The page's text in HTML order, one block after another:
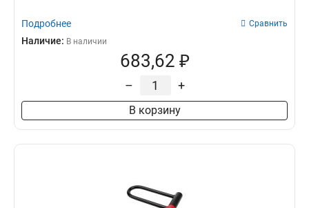
Подробнее Сравнить
Наличие: В наличии
683,62 ₽
– +
В корзину